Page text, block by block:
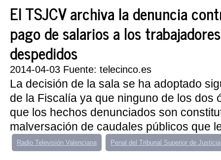
El TSJCV archiva la denuncia
pago de salarios a los
despedidos
2014-04-03 Fuente: telecinco.es
La decisión de la sala se ha adoptado
de la Fiscalía ya que ninguno de los dos
que los hechos denunciados son
malversación de caudales públicos que
Radio Televisión Valenciana Penal del Tribunal Superior de Justicia